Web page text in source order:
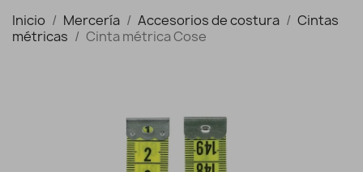
Inicio Mercería Accesorios de costura
Cintas
métricas
Cinta métrica Cose